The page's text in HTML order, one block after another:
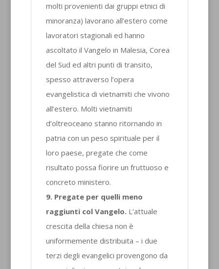
molti provenienti dai gruppi etnici di
minoranza) lavorano all’estero come
lavoratori stagionali ed hanno
ascoltato il Vangelo in Malesia, Corea
del Sud ed altri punti di transito,
spesso attraverso l’opera
evangelistica di vietnamiti che vivono
all’estero. Molti vietnamiti
d’oltreoceano stanno ritornando in
patria con un peso spirituale per il
loro paese, pregate che come
risultato possa fiorire un fruttuoso e
concreto ministero.
9. Pregate per quelli meno
raggiunti col Vangelo.L’attuale
crescita della chiesa non è
uniformemente distribuita – i due
terzi degli evangelici provengono da